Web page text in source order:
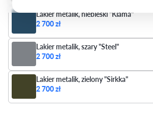
Lakier metalik, niebieski "Kiama"
2 700 zł
Lakier metalik, szary "Steel"
2 700 zł
Lakier metalik, zielony "Sirkka"
2 700 zł